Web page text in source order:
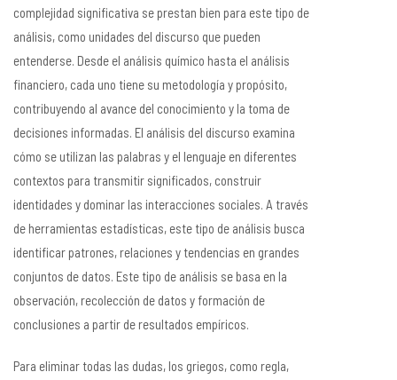
complejidad significativa se prestan bien para este tipo de
análisis, como unidades del discurso que pueden
entenderse. Desde el análisis químico hasta el análisis
financiero, cada uno tiene su metodología y propósito,
contribuyendo al avance del conocimiento y la toma de
decisiones informadas. El análisis del discurso examina
cómo se utilizan las palabras y el lenguaje en diferentes
contextos para transmitir significados, construir
identidades y dominar las interacciones sociales. A través
de herramientas estadísticas, este tipo de análisis busca
identificar patrones, relaciones y tendencias en grandes
conjuntos de datos. Este tipo de análisis se basa en la
observación, recolección de datos y formación de
conclusiones a partir de resultados empíricos.
Para eliminar todas las dudas, los griegos, como regla,